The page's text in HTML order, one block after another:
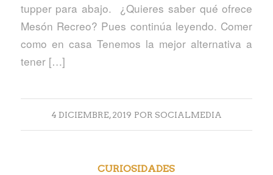
tupper para abajo. ¿Quieres saber qué ofrece
Mesón Recreo? Pues continúa leyendo. Comer
como en casa Tenemos la mejor alternativa a
tener […]
4 DICIEMBRE, 2019 POR SOCIALMEDIA
CURIOSIDADES